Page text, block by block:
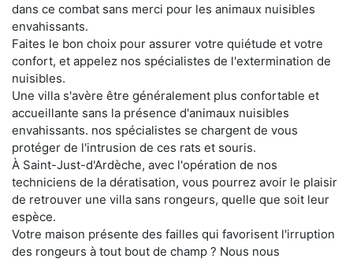
dans ce combat sans merci pour les animaux nuisibles
envahissants.
Faites le bon choix pour assurer votre quiétude et votre
confort, et appelez nos spécialistes de l'extermination de
nuisibles.
Une villa s'avère être généralement plus confortable et
accueillante sans la présence d'animaux nuisibles
envahissants. nos spécialistes se chargent de vous
protéger de l'intrusion de ces rats et souris.
À Saint-Just-d'Ardèche, avec l'opération de nos
techniciens de la dératisation, vous pourrez avoir le plaisir
de retrouver une villa sans rongeurs, quelle que soit leur
espèce.
Votre maison présente des failles qui favorisent l'irruption
des rongeurs à tout bout de champ ? Nous nous